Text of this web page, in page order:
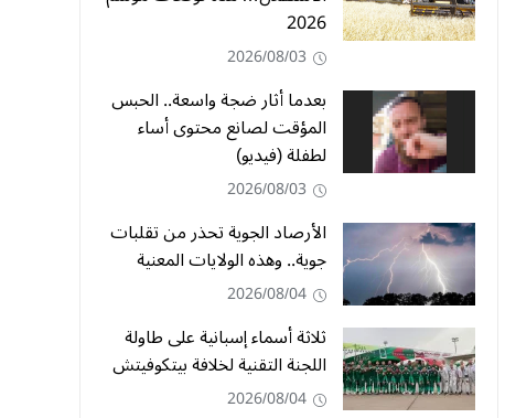
2026
2026/08/03
بعدما أثار ضجة واسعة.. الحبس
المؤقت لصانع محتوى أساء
لطفلة (فيديو)
2026/08/03
الأرصاد الجوية تحذر من تقلبات
جوية.. وهذه الولايات المعنية
2026/08/04
ثلاثة أسماء إسبانية على طاولة
اللجنة التقنية لخلافة بيتكوفيتش
2026/08/04